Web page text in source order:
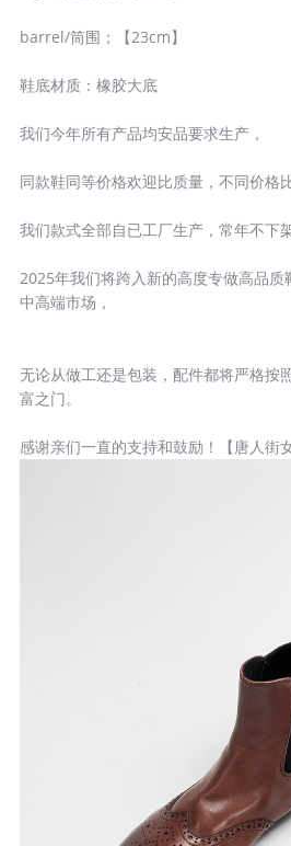
barrel/筒围；【23cm】
鞋底材质：橡胶大底
我们今年所有产品均安品要求生产，
同款鞋同等价格欢迎比质量，不同价格
我们款式全部自已工厂生产，常年不下
2025年我们将跨入新的高度专做高品
中高端市场，
无论从做工还是包装，配件都将严格按
富之门。
感谢亲们一直的支持和鼓励！【唐人街